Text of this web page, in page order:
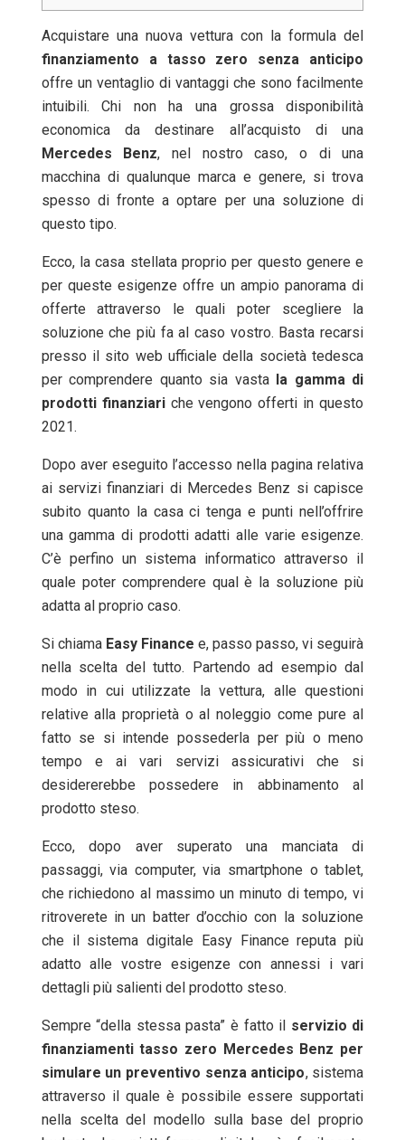
Acquistare una nuova vettura con la formula del
finanziamento a tasso zero senza anticipo
offre un ventaglio di vantaggi che sono facilmente
intuibili. Chi non ha una grossa disponibilità
economica da destinare all’acquisto di una
Mercedes
Benz, nel nostro caso, o di una
macchina di qualunque marca e genere, si trova
spesso di fronte a optare per una soluzione di
questo tipo.
Ecco, la casa stellata proprio per questo genere e
per queste esigenze offre un ampio panorama di
offerte attraverso le quali poter scegliere la
soluzione che più fa al caso vostro. Basta recarsi
presso il sito web ufficiale della società tedesca
per comprendere quanto sia vasta
la gamma di
prodotti finanziariche vengono offerti in questo
2021.
Dopo aver eseguito l’accesso nella pagina relativa
ai servizi finanziari di Mercedes Benz si capisce
subito quanto la casa ci tenga e punti nell’offrire
una gamma di prodotti adatti alle varie esigenze.
C’è perfino un sistema informatico attraverso il
quale poter comprendere qual è la soluzione più
adatta al proprio caso.
Si chiama Easy Finance e, passo passo, vi seguirà
nella scelta del tutto. Partendo ad esempio dal
modo in cui utilizzate la vettura, alle questioni
relative alla proprietà o al noleggio come pure al
fatto se si intende possederla per più o meno
tempo e ai vari servizi assicurativi che si
desidererebbe possedere in abbinamento al
prodotto steso.
Ecco, dopo aver superato una manciata di
passaggi, via computer, via smartphone o tablet,
che richiedono al massimo un minuto di tempo, vi
ritroverete in un batter d’occhio con la soluzione
che il sistema digitale Easy Finance reputa più
adatto alle vostre esigenze con annessi i vari
dettagli più salienti del prodotto steso.
Sempre “della stessa pasta” è fatto il servizio di
finanziamenti tasso zero Mercedes Benz per
simulare un preventivo senza anticipo, sistema
attraverso il quale è possibile essere supportati
nella scelta del modello sulla base del proprio